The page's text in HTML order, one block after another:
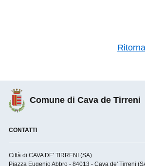
Comune di Cava de Tirreni
CONTATTI
Città di CAVA DE' TIRRENI (SA)
Piazza Eugenio Abbro - 84013 - Cava de' Tirreni